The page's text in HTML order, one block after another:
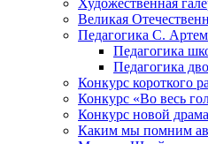
Великая
Педагогика С.
Педагогика
Педагогика
Конкурс короткого
Конкурс «Во весь
Конкурс новой
Каким мы помним